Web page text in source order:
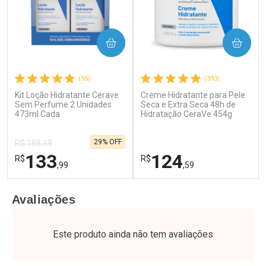
Ativar Desconto
Por R$ 37,25/cada
Comprar sem Desconto
Ativar Desconto
Comprar sem Desconto
(95)
Kit Loção Hidratante Cerave
Sem Perfume 2 Unidades
473ml Cada
R$ 188,99
R$133,99
29% OFF
COMPRAR
Dermaclub
Por Menos
(393)
Creme Hidratante para Pele
Seca e Extra Seca 48h de
Hidratação CeraVe 454g
R$124,59
COMPRAR
Dermaclub
Por Menos
Avaliações
Este produto ainda não tem avaliações